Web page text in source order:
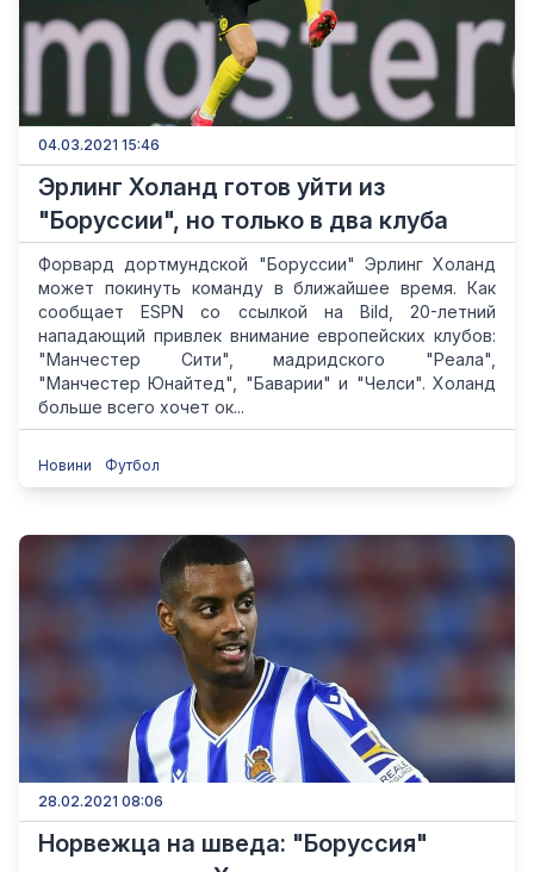
04.03.2021 15:46
Эрлинг Холанд готов уйти из
"Боруссии", но только в два клуба
Форвард дортмундской "Боруссии" Эрлинг Холанд
может покинуть команду в ближайшее время. Как
сообщает ESPN со ссылкой на Bild, 20-летний
нападающий привлек внимание европейских клубов:
"Манчестер Сити", мадридского "Реала",
"Манчестер Юнайтед", "Баварии" и "Челси". Холанд
больше всего хочет ок...
Новини Футбол
28.02.2021 08:06
Норвежца на шведа: "Боруссия"